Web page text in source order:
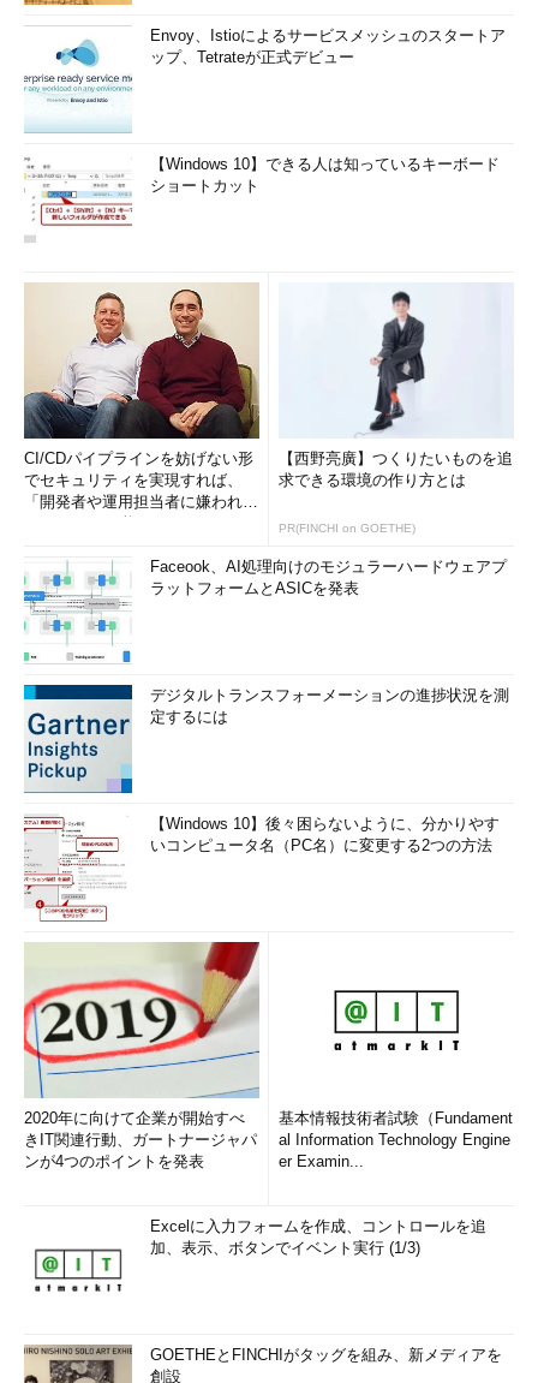
Envoy、Istioによるサービスメッシュのスタートア
ップ、Tetrateが正式デビュー
【Windows 10】できる人は知っているキーボード
ショートカット
CI/CDパイプラインを妨げない形
でセキュリティを実現すれば、
「開発者や運用担当者に嫌われな
【西野亮廣】つくりたいものを追
求できる環境の作り方とは
PR(FINCHI on GOETHE)
Faceook、AI処理向けのモジュラーハードウェアプ
ラットフォームとASICを発表
デジタルトランスフォーメーションの進捗状況を測
定するには
【Windows 10】後々困らないように、分かりやす
いコンピュータ名（PC名）に変更する2つの方法
2020年に向けて企業が開始すべ
きIT関連行動、ガートナージャパ
ンが4つのポイントを発表
基本情報技術者試験（Fundament
al Information Technology Engine
er Examin...
Excelに入力フォームを作成、コントロールを追
加、表示、ボタンでイベント実行 (1/3)
GOETHEとFINCHIがタッグを組み、新メディアを
創設